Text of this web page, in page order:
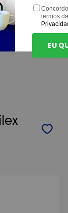
termos
EU